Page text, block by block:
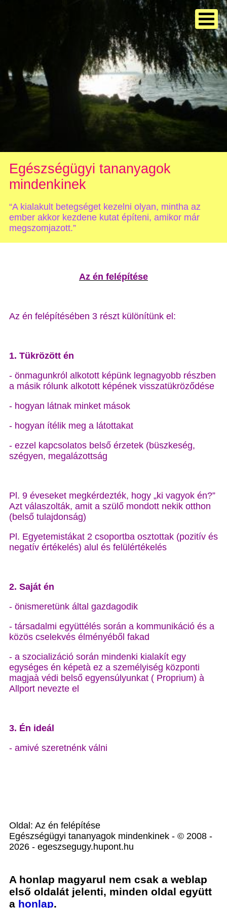
Egészségügyi tananyagok
mindenkinek
“A kialakult betegséget kezelni olyan, mintha az
ember akkor kezdene kutat építeni, amikor már
megszomjazott.”
Az én felépítése
Az én felépítésében 3 részt különítünk el:
1. Tükrözött én
- önmagunkról alkotott képünk legnagyobb részben
a másik rólunk alkotott képének visszatükröződése
- hogyan látnak minket mások
- hogyan ítélik meg a látottakat
- ezzel kapcsolatos belső érzetek (büszkeség,
szégyen, megalázottság
Pl. 9 éveseket megkérdezték, hogy „ki vagyok én?”
Azt válaszolták, amit a szülő mondott nekik otthon
(belső tulajdonság)
Pl. Egyetemistákat 2 csoportba osztottak (pozitív és
negatív értékelés) alul és felülértékelés
2. Saját én
- önismeretünk által gazdagodik
- társadalmi együttélés során a kommunikáció és a
közös cselekvés élményéből fakad
- a szocializáció során mindenki kialakít egy
egységes én képetà ez a személyiség központi
magjaà védi belső egyensúlyunkat ( Proprium) à
Allport nevezte el
3. Én ideál
- amivé szeretnénk válni
Oldal: Az én felépítése
Egészségügyi tananyagok mindenkinek - © 2008 -
2026 - egeszsegugy.hupont.hu
A honlap magyarul nem csak a weblap
első oldalát jelenti, minden oldal együtt
a honlap.